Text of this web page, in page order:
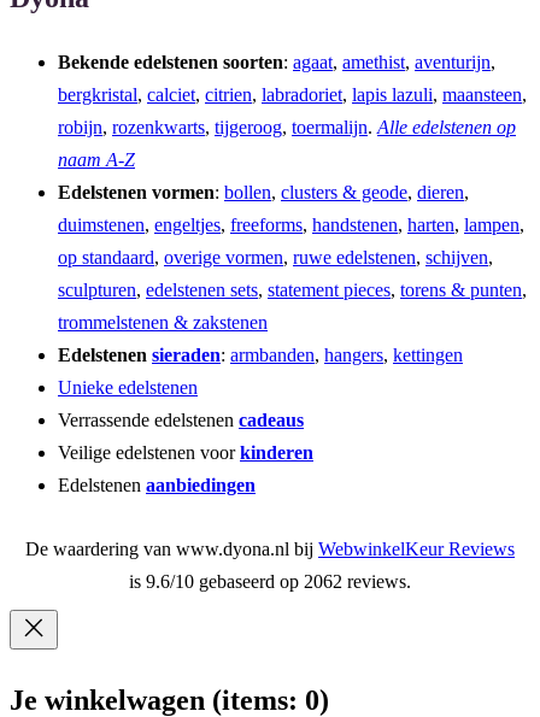
Bekende edelstenen soorten: agaat, amethist, aventurijn,
bergkristal, calciet, citrien, labradoriet, lapis lazuli, maansteen,
robijn, rozenkwarts, tijgeroog, toermalijn. Alle edelstenen op
naam A-Z
Edelstenen vormen: bollen, clusters & geode, dieren,
duimstenen, engeltjes, freeforms, handstenen, harten, lampen,
op standaard, overige vormen, ruwe edelstenen, schijven,
sculpturen, edelstenen sets, statement pieces, torens & punten,
trommelstenen & zakstenen
Edelstenen sieraden: armbanden, hangers, kettingen
Unieke edelstenen
Verrassende edelstenen cadeaus
Veilige edelstenen voorkinderen
Edelstenen aanbiedingen
De waardering van www.dyona.nl bij WebwinkelKeur Reviews
is 9.6/10 gebaseerd op 2062 reviews.
Je winkelwagen (items: 0)